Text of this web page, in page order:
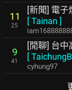
11
25
[新聞] 電
[Tainan ]
9
41
[閒聊] 台
[
cyhung97